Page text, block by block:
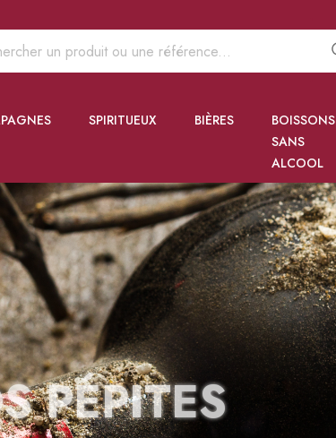
SPIRITUEUX BIÈRES
BOISSONS
SANS
ALCOOL
PÉPITES